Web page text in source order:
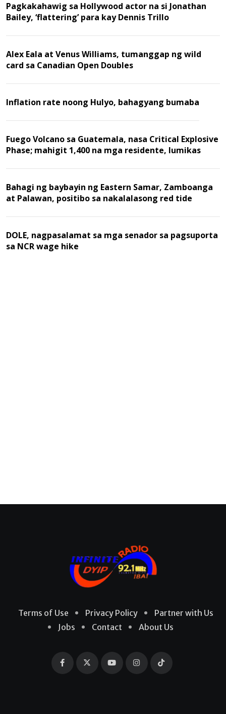
Pagkakahawig sa Hollywood actor na si Jonathan
Bailey, ‘flattering’ para kay Dennis Trillo
Alex Eala at Venus Williams, tumanggap ng wild
card sa Canadian Open Doubles
Inflation rate noong Hulyo, bahagyang bumaba
Fuego Volcano sa Guatemala, nasa Critical Explosive
Phase; mahigit 1,400 na mga residente, lumikas
Bahagi ng baybayin ng Eastern Samar, Zamboanga
at Palawan, positibo sa nakalalasong red tide
DOLE, nagpasalamat sa mga senador sa pagsuporta
sa NCR wage hike
Terms of Use Privacy Policy
Partner with Us
Jobs
Contact About Us